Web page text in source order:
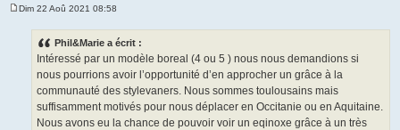
Dim 22 Aoû 2021 08:58
Phil&Marie a écrit :
Intéressé par un modèle boreal (4 ou 5 ) nous nous demandions si
nous pourrions avoir l’opportunité d’en approcher un grâce à la
communauté des stylevaners. Nous sommes toulousains mais
suffisamment motivés pour nous déplacer en Occitanie ou en Aquitaine.
Nous avons eu la chance de pouvoir voir un eqinoxe grâce à un très